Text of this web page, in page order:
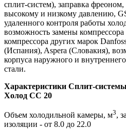
сплит-систем), заправка
высокому и низкому давлению,
удаленного контроля работы
возможность замены
компрессора других марок
(Испания), Aspera (Словакия),
корпуса наружного и
стали.
Характеристики Сплит-
Холод CC 20
Объем холодильной камеры, м3,
изоляции - от 8.0 до 22.0